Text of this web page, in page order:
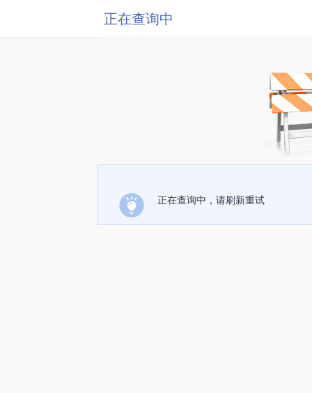
正在查询中
正在查询中，请刷新重试